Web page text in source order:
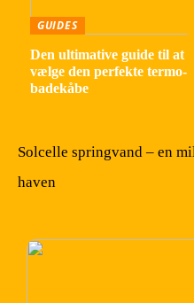
GUIDES
Den ultimative guide til at
vælge den perfekte termo-
badekåbe
Solcelle springvand – en
haven